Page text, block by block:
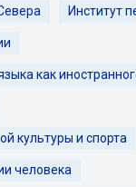
Институт
как
культуры и спорта
человека